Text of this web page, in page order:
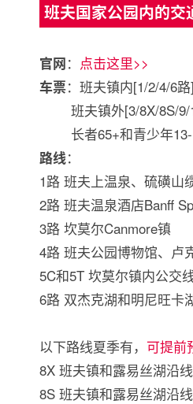
班夫国家公园内的交
官网： 点击这里>>
车票：班夫镇内[1/2/4/6
班夫镇外[3/8X/8S/9/
长者65+和青少年13-
路线：
1路 班夫上温泉、硫磺山
2路 班夫温泉酒店Banff
3路 坎莫尔Canmore镇
4路 班夫公园博物馆、卢
5C和5T 坎莫尔镇内公交
6路 双杰克湖和明尼旺卡
以下路线夏季有， 可提前
8X 班夫镇和露易丝湖沿
8S 班夫镇和露易丝湖沿